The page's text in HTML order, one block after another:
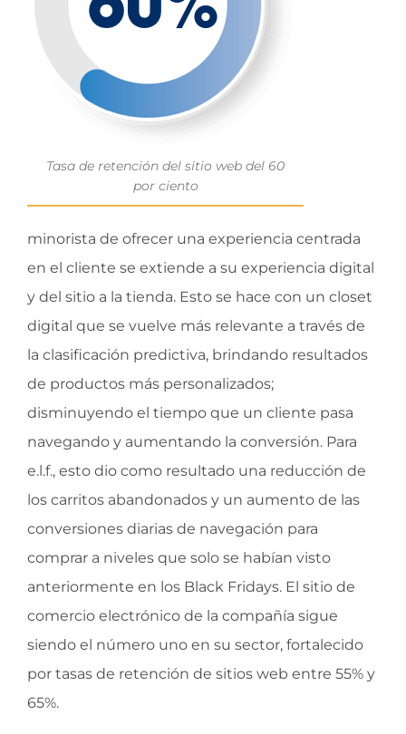
Tasa de retención del sitio web del 60
por ciento
minorista de ofrecer una experiencia centrada
en el cliente se extiende a su experiencia digital
y del sitio a la tienda. Esto se hace con un closet
digital que se vuelve más relevante a través de
la clasificación predictiva, brindando resultados
de productos más personalizados;
disminuyendo el tiempo que un cliente pasa
navegando y aumentando la conversión. Para
e.l.f., esto dio como resultado una reducción de
los carritos abandonados y un aumento de las
conversiones diarias de navegación para
comprar a niveles que solo se habían visto
anteriormente en los Black Fridays. El sitio de
comercio electrónico de la compañía sigue
siendo el número uno en su sector, fortalecido
por tasas de retención de sitios web entre 55% y
65%.